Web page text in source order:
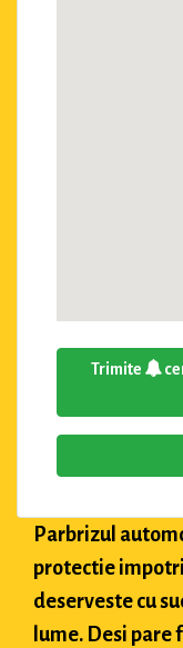
Trimite
Parbrizul
protectie
deserveste cu
lume. Desi